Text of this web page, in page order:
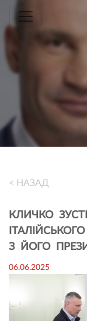
Toggle
< НАЗАД
КЛИЧКО
З ЙОГО
06.06.2025